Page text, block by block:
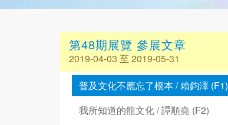
第48期展覽 參展文章
2019-04-03 至 2019-05-31
普及文化不應忘了根本 / 賴鈞澤 (F1)
我所知道的龍文化 / 譚順堯 (F2)